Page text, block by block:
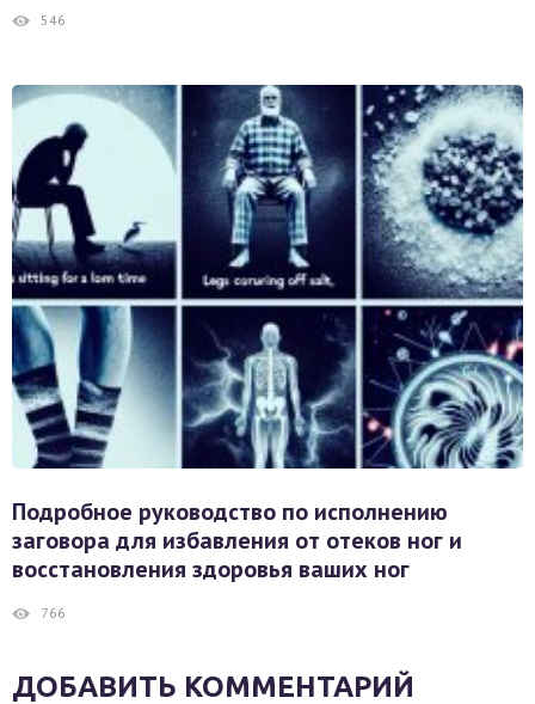
546
Подробное руководство по исполнению
заговора для избавления от отеков ног и
восстановления здоровья ваших ног
766
ДОБАВИТЬ КОММЕНТАРИЙ